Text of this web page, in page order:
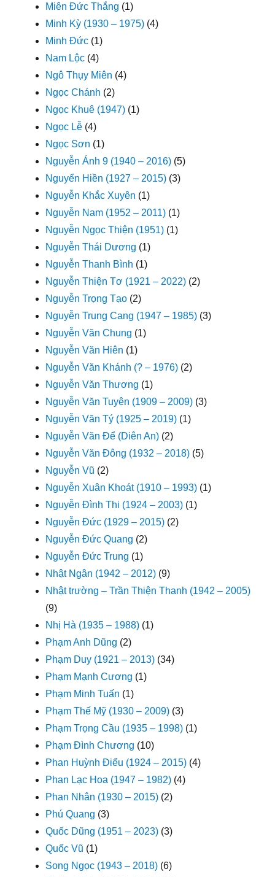
Miên Đức Thắng (1)
Minh Kỳ (1930 – 1975) (4)
Minh Đức (1)
Nam Lộc (4)
Ngô Thụy Miên (4)
Ngọc Chánh (2)
Ngọc Khuê (1947) (1)
Ngọc Lễ (4)
Ngọc Sơn (1)
Nguyễn Ánh 9 (1940 – 2016) (5)
Nguyển Hiền (1927 – 2015) (3)
Nguyễn Khắc Xuyên (1)
Nguyễn Nam (1952 – 2011) (1)
Nguyễn Ngọc Thiện (1951) (1)
Nguyễn Thái Dương (1)
Nguyễn Thanh Bình (1)
Nguyễn Thiện Tơ (1921 – 2022) (2)
Nguyễn Trọng Tạo (2)
Nguyễn Trung Cang (1947 – 1985) (3)
Nguyễn Văn Chung (1)
Nguyễn Văn Hiên (1)
Nguyễn Văn Khánh (? – 1976) (2)
Nguyễn Văn Thương (1)
Nguyễn Văn Tuyên (1909 – 2009) (3)
Nguyễn Văn Tý (1925 – 2019) (1)
Nguyễn Văn Để (Diên An) (2)
Nguyễn Văn Đông (1932 – 2018) (5)
Nguyễn Vũ (2)
Nguyễn Xuân Khoát (1910 – 1993) (1)
Nguyễn Đình Thi (1924 – 2003) (1)
Nguyễn Đức (1929 – 2015) (2)
Nguyễn Đức Quang (2)
Nguyễn Đức Trung (1)
Nhật Ngân (1942 – 2012) (9)
Nhật trường – Trần Thiện Thanh (1942 – 2005)
(9)
Nhị Hà (1935 – 1988) (1)
Phạm Anh Dũng (2)
Phạm Duy (1921 – 2013) (34)
Phạm Mạnh Cương (1)
Phạm Minh Tuấn (1)
Phạm Thế Mỹ (1930 – 2009) (3)
Phạm Trọng Cầu (1935 – 1998) (1)
Phạm Đình Chương (10)
Phan Huỳnh Điểu (1924 – 2015) (4)
Phan Lạc Hoa (1947 – 1982) (4)
Phan Nhân (1930 – 2015) (2)
Phú Quang (3)
Quốc Dũng (1951 – 2023) (3)
Quốc Vũ (1)
Song Ngọc (1943 – 2018) (6)